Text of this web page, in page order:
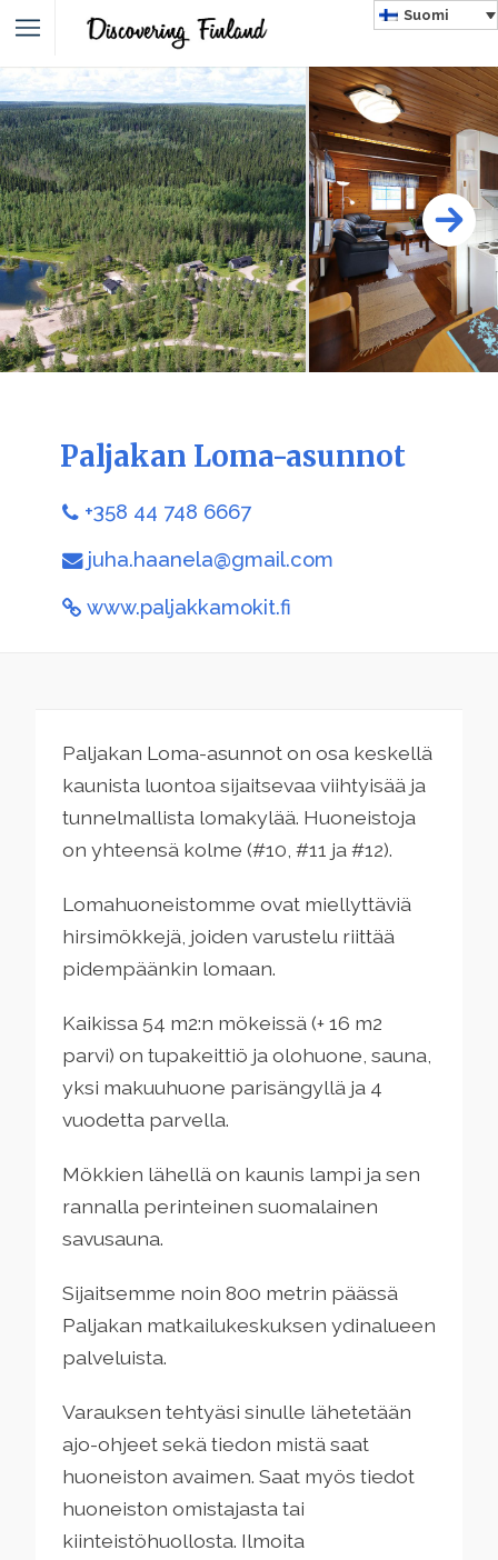
Suomi
Paljakan Loma-asunnot
+358 44 748 6667
juha.haanela@gmail.com
www.paljakkamokit.fi
Paljakan Loma-asunnot on osa keskellä
kaunista luontoa sijaitsevaa viihtyisää ja
tunnelmallista lomakylää. Huoneistoja
on yhteensä kolme (#10, #11 ja #12).
Lomahuoneistomme ovat miellyttäviä
hirsimökkejä, joiden varustelu riittää
pidempäänkin lomaan.
Kaikissa 54 m2:n mökeissä (+ 16 m2
parvi) on tupakeittiö ja olohuone, sauna,
yksi makuuhuone parisängyllä ja 4
vuodetta parvella.
Mökkien lähellä on kaunis lampi ja sen
rannalla perinteinen suomalainen
savusauna.
Sijaitsemme noin 800 metrin päässä
Paljakan matkailukeskuksen ydinalueen
palveluista.
Varauksen tehtyäsi sinulle lähetetään
ajo-ohjeet sekä tiedon mistä saat
huoneiston avaimen. Saat myös tiedot
huoneiston omistajasta tai
kiinteistöhuollosta. Ilmoita